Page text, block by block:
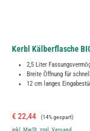
Kerbl Kälberflasche
2,5 Liter
Breite Öffnung für
12 cm langes
Verkaufspreis:
€ 22,44 Regulärer Preis:
(14% gespart)
inkl. MwSt. zzgl. Versand